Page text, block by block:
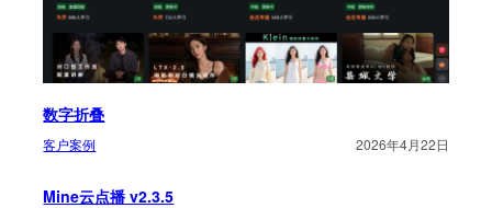
数字折叠
客户案例 2026年4月22日
Mine云点播 v2.3.5